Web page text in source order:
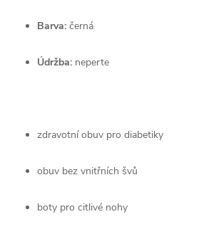
Barva: černá
Údržba: neperte
zdravotní obuv pro diabetiky
obuv bez vnitřních švů
boty pro citlivé nohy